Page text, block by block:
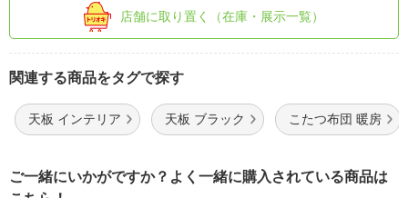
店舗に取り置く（在庫・展示一覧）
関連する商品をタグで探す
天板 インテリア 天板 ブラック こたつ布団 暖房
ご一緒にいかがですか？よく一緒に購入されている商品は